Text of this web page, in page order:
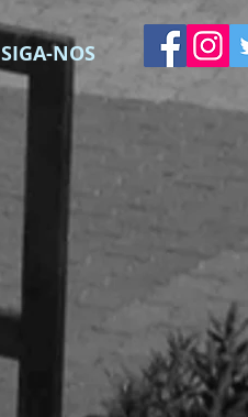
SIGA-NOS